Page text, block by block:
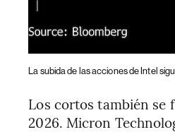
La subida de las acciones de Intel
Los cortos también se
2026. Micron